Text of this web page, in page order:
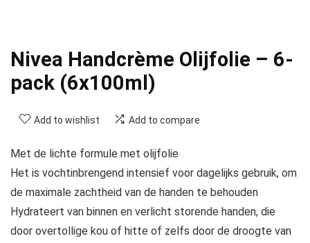
Nivea Handcrème Olijfolie – 6-
pack (6x100ml)
Add to wishlist Add to compare
Met de lichte formule met olijfolie
Het is vochtinbrengend intensief voor dagelijks gebruik, om
de maximale zachtheid van de handen te behouden
Hydrateert van binnen en verlicht storende handen, die
door overtollige kou of hitte of zelfs door de droogte van